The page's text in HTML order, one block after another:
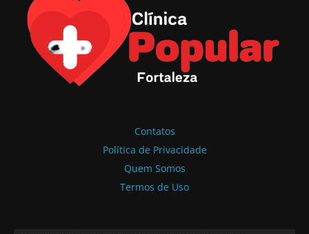
Contatos
Política de Privacidade
Quem Somos
Termos de Uso